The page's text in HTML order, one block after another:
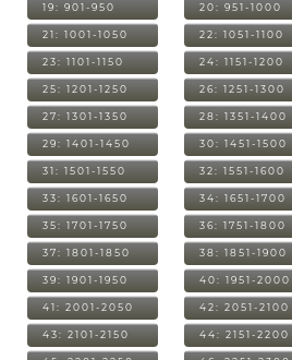
19: 901-950 20: 951-1000
21: 1001-1050 22: 1051-1100
23: 1101-1150 24: 1151-1200
25: 1201-1250 26: 1251-1300
27: 1301-1350 28: 1351-1400
29: 1401-1450 30: 1451-1500
31: 1501-1550 32: 1551-1600
33: 1601-1650 34: 1651-1700
35: 1701-1750 36: 1751-1800
37: 1801-1850 38: 1851-1900
39: 1901-1950 40: 1951-2000
41: 2001-2050 42: 2051-2100
43: 2101-2150 44: 2151-2200